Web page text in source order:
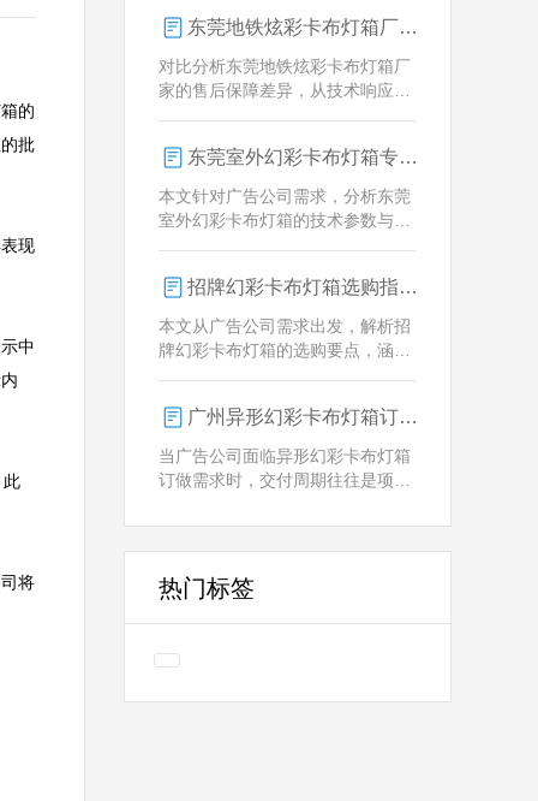
的
批
现
中
此
将
东莞地铁炫彩卡布灯箱厂家售后保障对比指南：广告公司选型核心要素解析
对比分析东莞地铁炫彩卡布灯箱厂
家的售后保障差异，从技术响应、
在动态效果与全天候耐用性上的专
业解决方案。
东莞室外幻彩卡布灯箱专业供应商技术解析
本文针对广告公司需求，分析东莞
室外幻彩卡布灯箱的技术参数与定
招牌幻彩卡布灯箱选购指南：广州广告公司专业视角
本文从广告公司需求出发，解析招
牌幻彩卡布灯箱的选购要点，涵盖
户提供专业解决方案。
广州异形幻彩卡布灯箱订做：广告人必看的交付周期决策指南
当广告公司面临异形幻彩卡布灯箱
订做需求时，交付周期往往是项目
过技术预配与柔性生产体系，将定
制周期压缩至行业领先水平？
热门标签